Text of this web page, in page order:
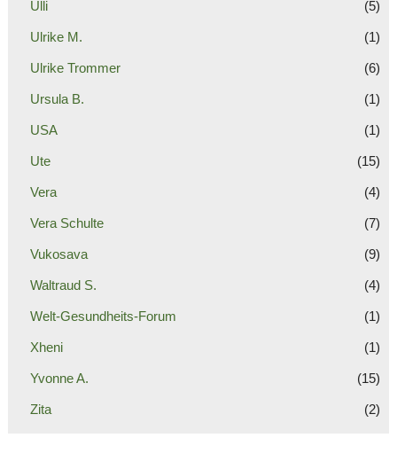
Ulli (5)
Ulrike M. (1)
Ulrike Trommer (6)
Ursula B. (1)
USA (1)
Ute (15)
Vera (4)
Vera Schulte (7)
Vukosava (9)
Waltraud S. (4)
Welt-Gesundheits-Forum (1)
Xheni (1)
Yvonne A. (15)
Zita (2)